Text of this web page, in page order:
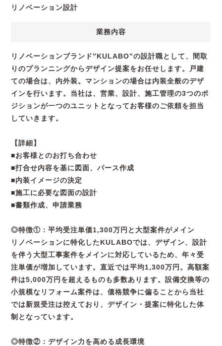
リノベーション設計
業務内容
リノベーションブランド”KULABO”の設計職として、間取
りのプランニングからデザイン提案をお任せします。戸建
ての場合は、内外装。マンションの場合は内装全般のデザ
インを行います。当社は、営業、設計、施工管理の3つのポ
ジションが一つのユニットとなってお客様のご依頼を担当
していきます。
【詳細】
■お客様とのお打ち合わせ
■打合せ内容を基に図面、パース作成
■内装イメージの決定
■施工に必要な図面の設計
■書類作成、申請業務
◎特徴①：平均受注単価1,300万円と大型案件がメイン
リノベーションに特化したKULABOでは、デザイン、設計
を伴う大型工事案件をメインに対応しているため、年々受
注単価が増加しています。直近では平均1,300万円。高額案
件は5,000万円を超えるものも多数あります。設備交換等の
小規模なリフォーム案件は、価格競争に偏ることから当社
では新規受注は控えており、デザイン・提案に特化した体
制となっています。
◎特徴②：デザイン力を高める成長環境